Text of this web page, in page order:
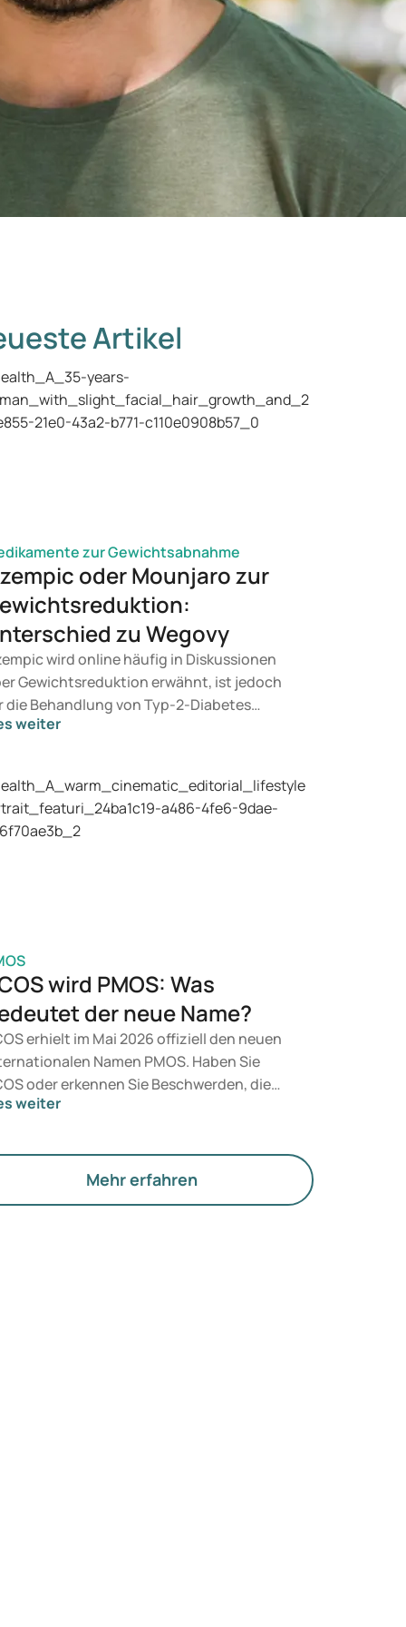
Artikel
zur Gewichtsabnahme
oder Mounjaro zur
zu Wegovy
wird online häufig in Diskussionen
Gewichtsreduktion erwähnt, ist jedoch
die Behandlung von Typ-2-Diabetes
Suchen Sie eine Therapie zur
für Sie geeignet ist, entscheidet
Arzt auf Basis Ihrer gesundheitlichen
Ihres BMI und Ihrer aktuellen
weiter
wird PMOS: Was
der neue Name?
erhielt im Mai 2026 offiziell den neuen
Namen PMOS. Haben Sie
oder erkennen Sie Beschwerden, die
passen? Medizinisch ändert sich vorerst
auf Hormone, den Stoffwechsel und
Funktion der Eierstöcke.
weiter
Mehr erfahren